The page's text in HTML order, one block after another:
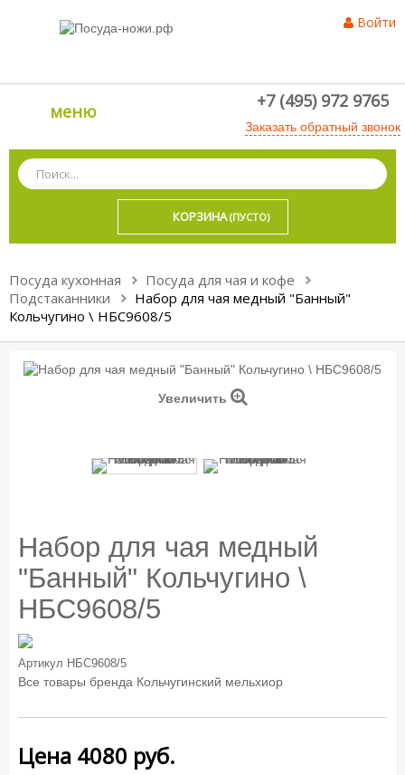
Войти
меню +7 (495) 972 9765
Заказать обратный звонок
КОРЗИНА (ПУСТО)
Посуда кухонная
Посуда для чая и кофе
Подстаканники
Набор для чая медный "Банный"
Кольчугино \ НБС9608/5
Увеличить
Набор для чая медный
"Банный" Кольчугино \
НБС9608/5
Артикул НБС9608/5
Все товары бренда Кольчугинский мельхиор
Цена 4080 руб.